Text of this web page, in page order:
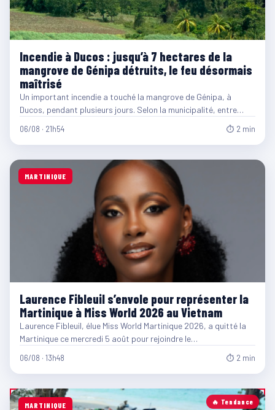
Incendie à Ducos : jusqu’à 7 hectares de la
mangrove de Génipa détruits, le feu désormais
maîtrisé
Un important incendie a touché la mangrove de Génipa, à
Ducos, pendant plusieurs jours. Selon la municipalité, entre…
06/08 · 21h54 ⏱ 2 min
MARTINIQUE
Laurence Fibleuil s’envole pour représenter la
Martinique à Miss World 2026 au Vietnam
Laurence Fibleuil, élue Miss World Martinique 2026, a quitté la
Martinique ce mercredi 5 août pour rejoindre le…
06/08 · 13h48 ⏱ 2 min
🔥 Tendance
MARTINIQUE